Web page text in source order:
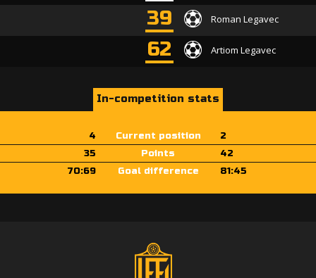
39 Roman Legavec
62 Artiom Legavec
In-competition stats
4 Current position
2
35
Points
42
70:69
Goal difference 81:45